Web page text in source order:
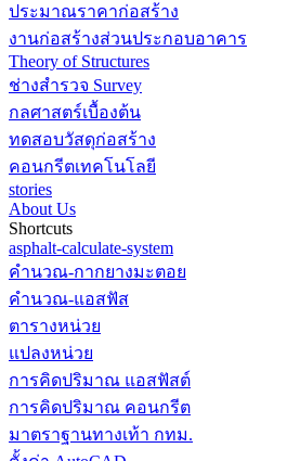
ประมาณราคาก่อสร้าง
งานก่อสร้างส่วนประกอบอาคาร
Theory of Structures
ช่างสำรวจ Survey
กลศาสตร์เบื้องต้น
ทดสอบวัสดุก่อสร้าง
คอนกรีตเทคโนโลยี
stories
About Us
Shortcuts
asphalt-calculate-system
คำนวณ-กากยางมะตอย
คำนวณ-แอสฟัส
ตารางหน่วย
แปลงหน่วย
การคิดปริมาณ แอสฟัสต์
การคิดปริมาณ คอนกรีต
มาตราฐานทางเท้า กทม.